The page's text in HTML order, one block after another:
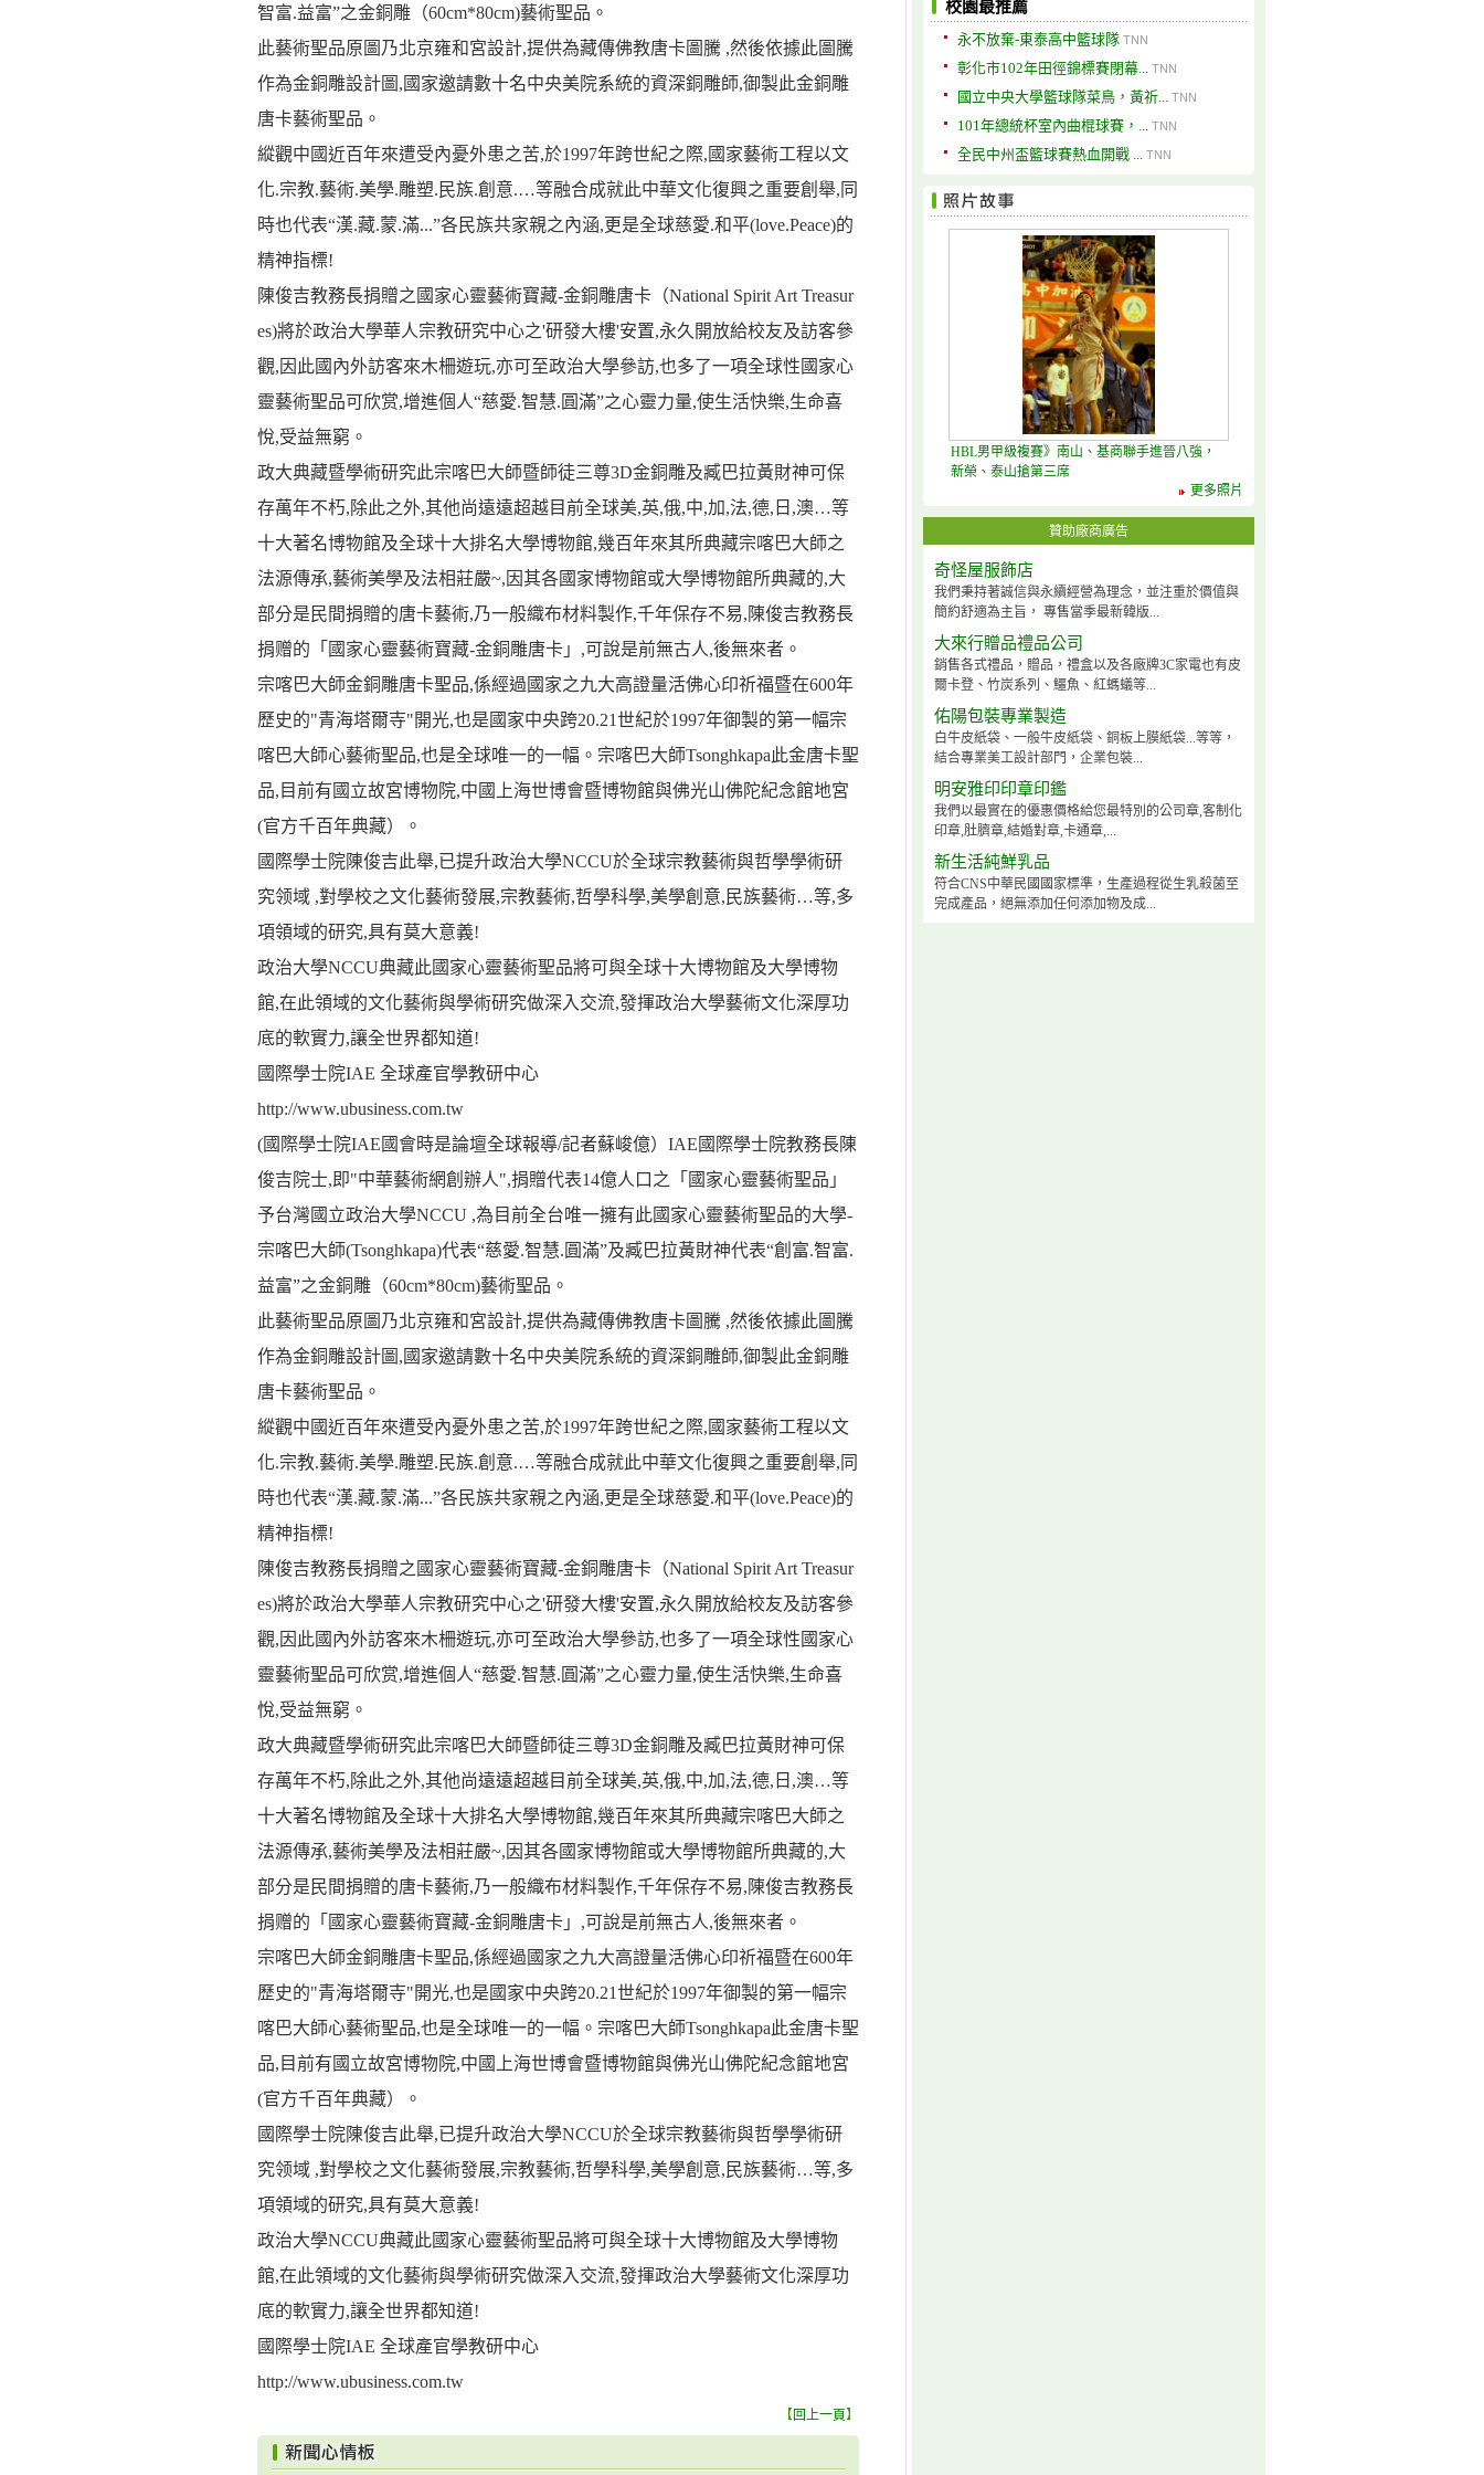
智富.益富”之金銅雕（60cm*80cm)藝術聖品。
此藝術聖品原圖乃北京雍和宮設計,提供為藏傳佛教唐卡圖騰 ,然後依據此圖騰
作為金銅雕設計圖,國家邀請數十名中央美院系統的資深銅雕師,御製此金銅雕
唐卡藝術聖品。
縱觀中國近百年來遭受內憂外患之苦,於1997年跨世紀之際,國家藝術工程以文
化.宗教.藝術.美學.雕塑.民族.創意.…等融合成就此中華文化復興之重要創舉,同
時也代表“漢.藏.蒙.滿...”各民族共家親之內涵,更是全球慈愛.和平(love.Peace)的
精神指標!
陳俊吉教務長捐贈之國家心靈藝術寶藏-金銅雕唐卡（National Spirit Art Treasur
es)將於政治大學華人宗教研究中心之'研發大樓'安置,永久開放給校友及訪客參
觀,因此國內外訪客來木柵遊玩,亦可至政治大學參訪,也多了一項全球性國家心
靈藝術聖品可欣赏,增進個人“慈愛.智慧.圓滿”之心靈力量,使生活快樂,生命喜
悅,受益無窮。
政大典藏暨學術研究此宗喀巴大師暨師徒三尊3D金銅雕及臧巴拉黃財神可保
存萬年不朽,除此之外,其他尚遠遠超越目前全球美,英,俄,中,加,法,德,日,澳…等
十大著名博物館及全球十大排名大學博物館,幾百年來其所典藏宗喀巴大師之
法源傳承,藝術美學及法相莊嚴~,因其各國家博物館或大學博物館所典藏的,大
部分是民間捐贈的唐卡藝術,乃一般織布材料製作,千年保存不易,陳俊吉教務長
捐赠的「國家心靈藝術寶藏-金銅雕唐卡」,可說是前無古人,後無來者。
宗喀巴大師金銅雕唐卡聖品,係經過國家之九大高證量活佛心印祈福暨在600年
歷史的"青海塔爾寺"開光,也是國家中央跨20.21世紀於1997年御製的第一幅宗
喀巴大師心藝術聖品,也是全球唯一的一幅。宗喀巴大師Tsonghkapa此金唐卡聖
品,目前有國立故宮博物院,中國上海世博會暨博物館與佛光山佛陀紀念館地宮
(官方千百年典藏）。
國際學士院陳俊吉此舉,已提升政治大學NCCU於全球宗教藝術與哲學學術研
究领域 ,對學校之文化藝術發展,宗教藝術,哲學科學,美學創意,民族藝術…等,多
項領域的研究,具有莫大意義!
政治大學NCCU典藏此國家心靈藝術聖品將可與全球十大博物館及大學博物
館,在此領域的文化藝術與學術研究做深入交流,發揮政治大學藝術文化深厚功
底的軟實力,讓全世界都知道!
國際學士院IAE 全球產官學教研中心
http://www.ubusiness.com.tw
(國際學士院IAE國會時是論壇全球報導/記者蘇峻億）IAE國際學士院教務長陳
俊吉院士,即"中華藝術網創辦人",捐贈代表14億人口之「國家心靈藝術聖品」
予台灣國立政治大學NCCU ,為目前全台唯一擁有此國家心靈藝術聖品的大學-
宗喀巴大師(Tsonghkapa)代表“慈愛.智慧.圓滿”及臧巴拉黃財神代表“創富.智富.
益富”之金銅雕（60cm*80cm)藝術聖品。
此藝術聖品原圖乃北京雍和宮設計,提供為藏傳佛教唐卡圖騰 ,然後依據此圖騰
作為金銅雕設計圖,國家邀請數十名中央美院系統的資深銅雕師,御製此金銅雕
唐卡藝術聖品。
縱觀中國近百年來遭受內憂外患之苦,於1997年跨世紀之際,國家藝術工程以文
化.宗教.藝術.美學.雕塑.民族.創意.…等融合成就此中華文化復興之重要創舉,同
時也代表“漢.藏.蒙.滿...”各民族共家親之內涵,更是全球慈愛.和平(love.Peace)的
精神指標!
陳俊吉教務長捐贈之國家心靈藝術寶藏-金銅雕唐卡（National Spirit Art Treasur
es)將於政治大學華人宗教研究中心之'研發大樓'安置,永久開放給校友及訪客參
觀,因此國內外訪客來木柵遊玩,亦可至政治大學參訪,也多了一項全球性國家心
靈藝術聖品可欣赏,增進個人“慈愛.智慧.圓滿”之心靈力量,使生活快樂,生命喜
悅,受益無窮。
政大典藏暨學術研究此宗喀巴大師暨師徒三尊3D金銅雕及臧巴拉黃財神可保
存萬年不朽,除此之外,其他尚遠遠超越目前全球美,英,俄,中,加,法,德,日,澳…等
十大著名博物館及全球十大排名大學博物館,幾百年來其所典藏宗喀巴大師之
法源傳承,藝術美學及法相莊嚴~,因其各國家博物館或大學博物館所典藏的,大
部分是民間捐贈的唐卡藝術,乃一般織布材料製作,千年保存不易,陳俊吉教務長
捐赠的「國家心靈藝術寶藏-金銅雕唐卡」,可說是前無古人,後無來者。
宗喀巴大師金銅雕唐卡聖品,係經過國家之九大高證量活佛心印祈福暨在600年
歷史的"青海塔爾寺"開光,也是國家中央跨20.21世紀於1997年御製的第一幅宗
喀巴大師心藝術聖品,也是全球唯一的一幅。宗喀巴大師Tsonghkapa此金唐卡聖
品,目前有國立故宮博物院,中國上海世博會暨博物館與佛光山佛陀紀念館地宮
(官方千百年典藏）。
國際學士院陳俊吉此舉,已提升政治大學NCCU於全球宗教藝術與哲學學術研
究领域 ,對學校之文化藝術發展,宗教藝術,哲學科學,美學創意,民族藝術…等,多
項領域的研究,具有莫大意義!
政治大學NCCU典藏此國家心靈藝術聖品將可與全球十大博物館及大學博物
館,在此領域的文化藝術與學術研究做深入交流,發揮政治大學藝術文化深厚功
底的軟實力,讓全世界都知道!
國際學士院IAE 全球產官學教研中心
http://www.ubusiness.com.tw
【回上一頁】
校園最推薦
永不放棄-東泰高中籃球隊 TNN
彰化市102年田徑錦標賽閉幕... TNN
國立中央大學籃球隊菜鳥，黃祈... TNN
101年總統杯室內曲棍球賽，... TNN
全民中州盃籃球賽熱血開戰 ... TNN
HBL男甲級複賽》南山、基商聯手進晉八強，
新榮、泰山搶第三席
更多照片
贊助廠商廣告
奇怪屋服飾店
我們秉持著誠信與永續經營為理念，並注重於價值與
簡約舒適為主旨， 專售當季最新韓版...
大來行贈品禮品公司
銷售各式禮品，贈品，禮盒以及各廠牌3C家電也有皮
爾卡登、竹炭系列、鱷魚、紅螞蟻等...
佑陽包裝專業製造
白牛皮紙袋、一般牛皮紙袋、銅板上膜紙袋...等等，
結合專業美工設計部門，企業包裝...
明安雅印印章印鑑
我們以最實在的優惠價格給您最特別的公司章,客制化
印章,肚臍章,結婚對章,卡通章,...
新生活純鮮乳品
符合CNS中華民國國家標準，生產過程從生乳殺菌至
完成產品，絕無添加任何添加物及成...